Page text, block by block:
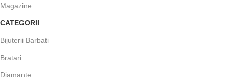
Magazine
CATEGORII
Bijuterii Barbati
Bratari
Diamante